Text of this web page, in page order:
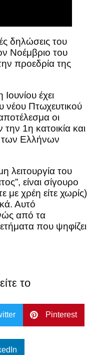
δηλώσεις του
Νοέμβριο του
προεδρία της
έχει
νέου Πτωχευτικού
οι
1η κατοικία και
των Ελλήνων
λειτουργία του
είναι σίγουρο
με χρέη είτε χωρίς)
Αυτό
από τα
που ψηφίζει
το
Pinterest